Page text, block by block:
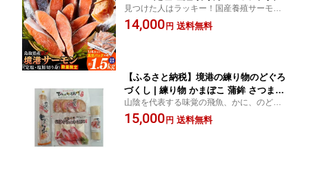
パック×4 合計約1.5kg | サーモン 鮭 境
港サーモン 塩鮭 定塩 切り身 切身 焼き
見つけた人はラッキー！国産養殖サーモン
の美味しさがここに！ 大山の麓で育った稚
魚を境港の沖合で養殖したギンザケを使用
14,000 円 送料無料
【ふるさと納税】境港の練り物のどぐろ
づくし | 練り物 かまぼこ 蒲鉾 さつま揚
げ 魚加工品 海鮮 魚介 魚介類 のどぐろ
カニ 詰め合わせ セット
山陰を代表する味覚の飛魚、かに、のどぐ
ろちくわと人気商品のいか、とうふちくわ
の詰合せです！ふるさと納税 境港市 特産品
15,000 円 送料無料